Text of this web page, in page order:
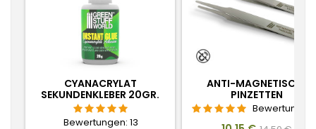
CYANACRYLAT
SEKUNDENKLEBER 20GR.
Bewertungen: 13
ANTI-MAGNETISCHE
PINZETTEN